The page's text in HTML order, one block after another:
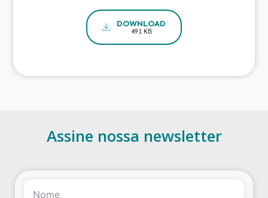
DOWNLOAD
491 KB
Assine nossa newsletter